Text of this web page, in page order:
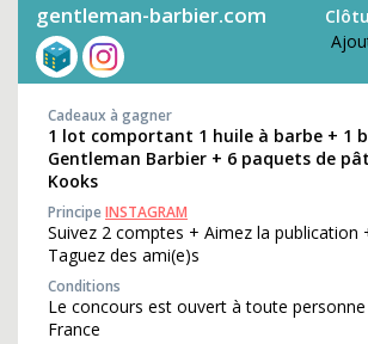
gentleman-barbier.com
Cadeaux à gagner
1 lot comportant 1 huile à barbe + 1
Gentleman Barbier + 6 paquets de
Kooks
PrincipeINSTAGRAM
Suivez 2 comptes + Aimez la publication
Taguez des ami(e)s
Conditions
Le concours est ouvert à toute
France